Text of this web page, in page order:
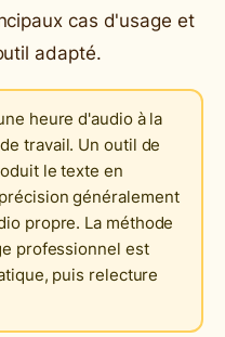
cas d'usage et
adapté.
heure d'audio à la
travail. Un outil de
le texte en
généralement
propre. La méthode
professionnel est
puis relecture